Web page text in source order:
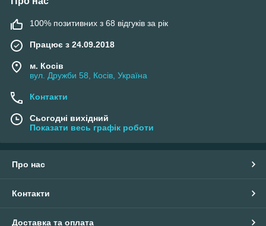
польський, чеський, китайський асортимент. Купівля таких
деталей у роздріб не завжди є вигідним, саме тому ми
пропонуємо найкращі умови для гуртових закупувань.
Рі
зн
о
м
ні
іс
кі
ст
вж
100% позитивних з 68 відгуків за рік
Працює з 24.09.2018
м. Косів
вул. Дружби 58, Косів, Україна
Контакти
Сьогодні вихідний
Показати весь графік роботи
Про нас
Контакти
Доставка та оплата